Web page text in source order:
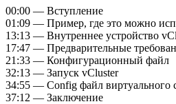
00:00 — Вступление
01:09 — Пример, где это можно
13:13 — Внутреннее устройство
17:47 — Предварительные
21:33 — Конфигурационный файл
32:13 — Запуск vCluster
34:55 — Config файл виртуального
37:12 — Заключение